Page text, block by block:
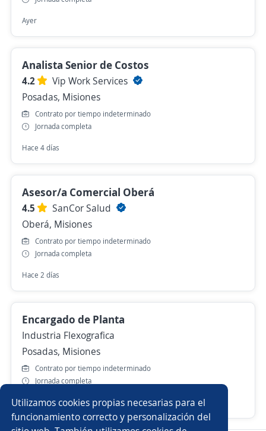
Utilizamos cookies propias necesarias para el
funcionamiento correcto y personalización del
Ayer
Analista Senior de Costos
4.2
Vip Work Services
Posadas, Misiones
Contrato por tiempo indeterminado
Jornada completa
Hace 4 días
Asesor/a Comercial Oberá
4.5
SanCor Salud
Oberá, Misiones
Contrato por tiempo indeterminado
Jornada completa
Hace 2 días
Encargado de Planta
Industria Flexografica
Posadas, Misiones
Contrato por tiempo indeterminado
Jornada completa
Hace 2 días